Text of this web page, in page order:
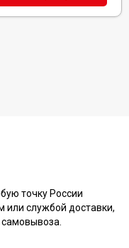
точку России
или службой доставки,